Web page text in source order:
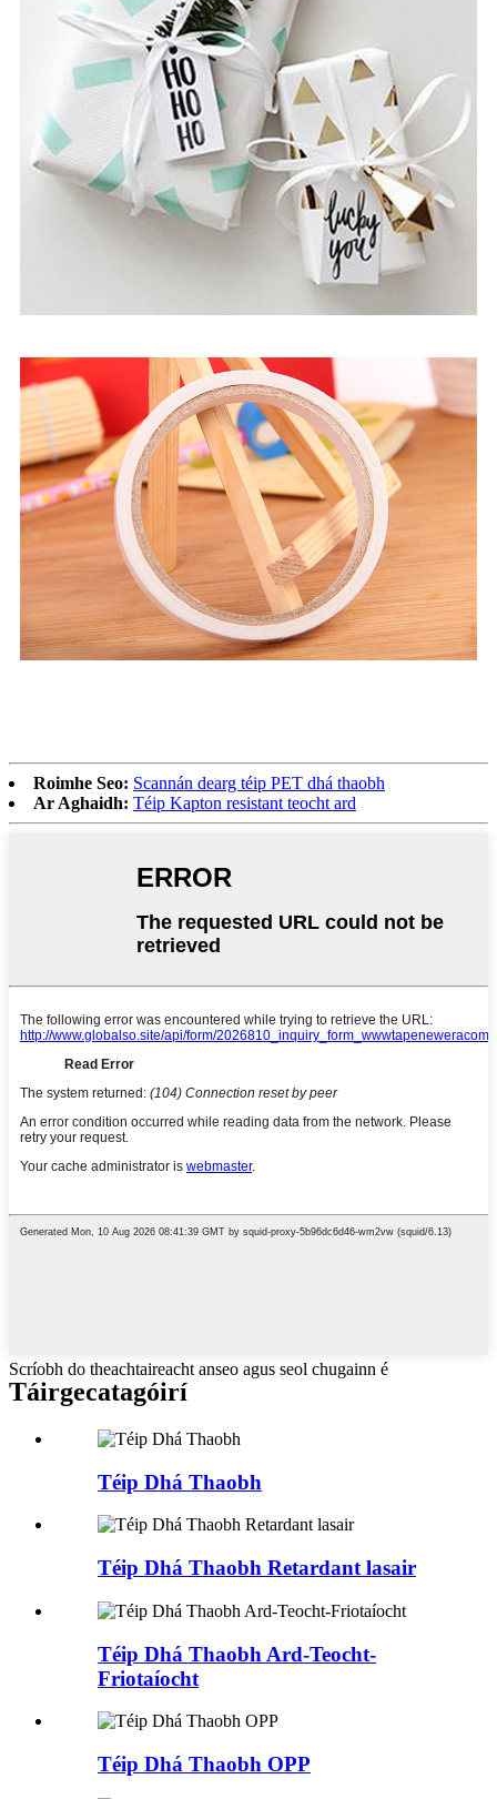
Roimhe Seo: Scannán dearg téip PET dhá thaobh
Ar Aghaidh: Téip Kapton resistant teocht ard
Scríobh do theachtaireacht anseo agus seol chugainn é
Táirgecatagóirí
Téip Dhá Thaobh
Téip Dhá Thaobh Retardant lasair
Téip Dhá Thaobh Ard-Teocht-
Friotaíocht
Téip Dhá Thaobh OPP